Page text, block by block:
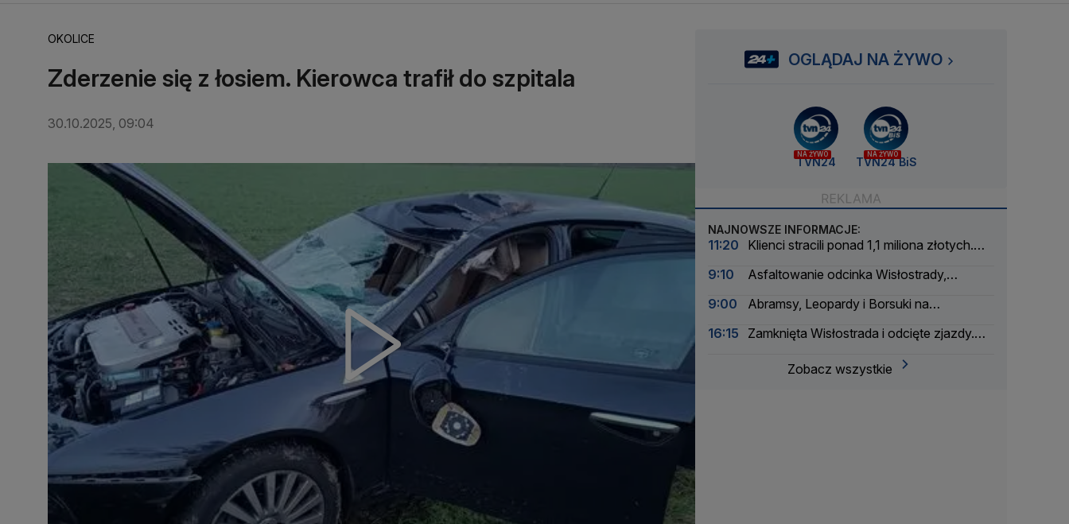
OKOLICE
Zderzenie się z łosiem. Kierowca trafił do szpitala
30.10.2025, 09:04
OGLĄDAJ NA ŻYWO
NA ŻYWO
TVN24
NA ŻYWO
TVN24 BiS
NAJNOWSZE INFORMACJE:
11:20
Klienci stracili ponad 1,1 miliona złotych.
9:10
Asfaltowanie odcinka Wisłostrady,
9:00
Abramsy, Leopardy i Borsuki na
16:15
Zamknięta Wisłostrada i odcięte zjazdy.
Zobacz wszystkie